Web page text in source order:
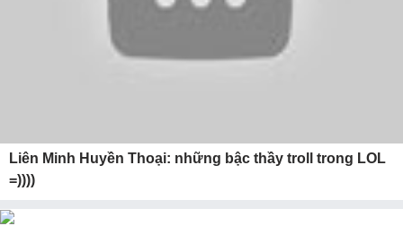
Liên Minh Huyền Thoại: những bậc thầy troll trong LOL
=))))